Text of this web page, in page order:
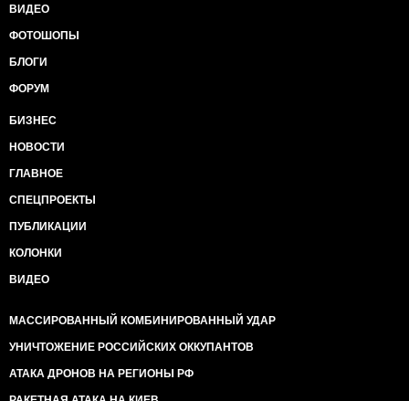
ВИДЕО
ФОТОШОПЫ
БЛОГИ
ФОРУМ
БИЗНЕС
НОВОСТИ
ГЛАВНОЕ
СПЕЦПРОЕКТЫ
ПУБЛИКАЦИИ
КОЛОНКИ
ВИДЕО
МАССИРОВАННЫЙ КОМБИНИРОВАННЫЙ УДАР
УНИЧТОЖЕНИЕ РОССИЙСКИХ ОККУПАНТОВ
АТАКА ДРОНОВ НА РЕГИОНЫ РФ